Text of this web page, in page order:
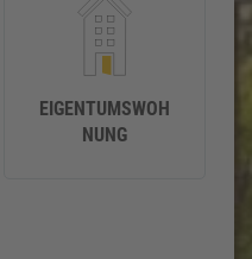
EIGENTUMSWOH
NUNG